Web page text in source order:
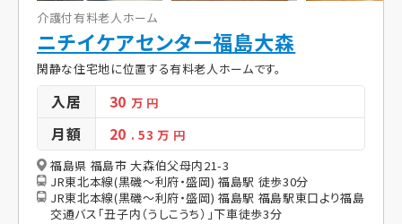
介護付有料老人ホーム
ニチイケアセンター福島大森
閑静な住宅地に位置する有料老人ホームです。
入居 30万 円
月額 20 . 53万 円
福島県 福島市 大森伯父母内21-3
JR東北本線(黒磯～利府・盛岡) 福島駅 徒歩30分
JR東北本線(黒磯～利府・盛岡) 福島駅 福島駅東口より福島
交通バス「丑子内（うしこうち）」下車徒歩3分